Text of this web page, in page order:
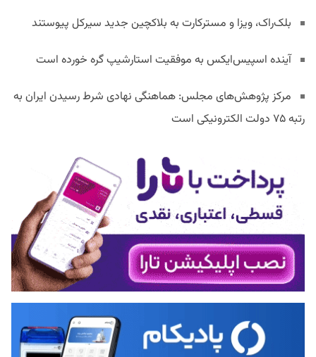
بلک‌راک، ویزا و مسترکارت به بلاکچین جدید سیرکل پیوستند
آینده اسپیس‌ایکس به موفقیت استارشیپ گره خورده است
مرکز پژوهش‌های مجلس: هماهنگی نهادی شرط رسیدن ایران به
رتبه ۷۵ دولت الکترونیکی است